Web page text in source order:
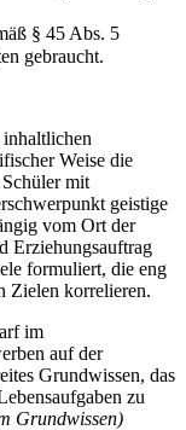
§ 45 Abs. 5
gebraucht.
Weise die
mit
geistige
vom Ort der
Erziehungsauftrag
formuliert, die eng
Zielen korrelieren.
im
auf der
Grundwissen, das
zu
Grundwissen)